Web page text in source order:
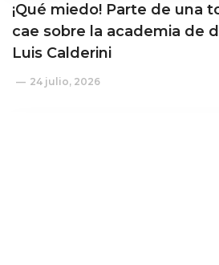
¡Qué miedo! Parte de una
cae sobre la academia de
Luis Calderini
24 julio, 2026